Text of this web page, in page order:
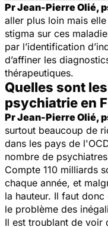
Pr Jean-Pierre Olié,
aller plus loin mais
stigma sur ces
par l’identification
d’affiner les
thérapeutiques.
Quelles sont
psychiatrie en
Pr Jean-Pierre Olié,
surtout beaucoup de
dans les pays de
nombre de
Compte 110 milliards
chaque année, et
la hauteur. Il faut
le problème des
Il est troublant de voir